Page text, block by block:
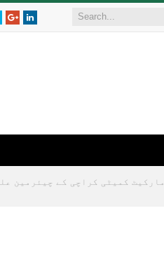
Google+LinkedIn
مارکیٹ کمیٹی کراچی کے چیئرمین